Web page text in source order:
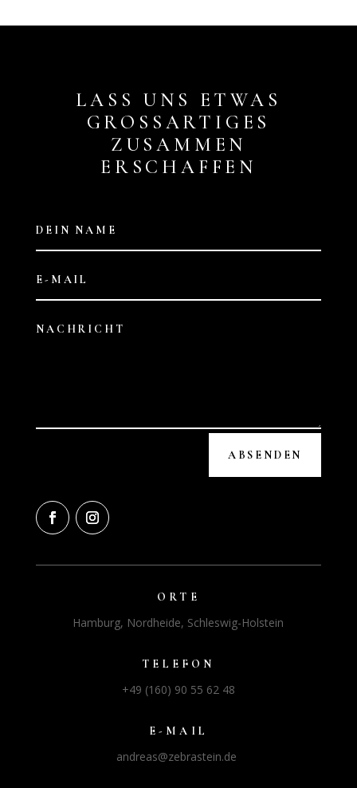
LASS UNS ETWAS
GROSSARTIGES Z
USAMMEN E
RSCHAFFEN
ABSENDEN
ORTE
Hamburg, Nordheide, Schleswig-Holstein
TELEFON
+49 (160) 90 55 62 48
E-MAIL
andreas@zebrastein.de